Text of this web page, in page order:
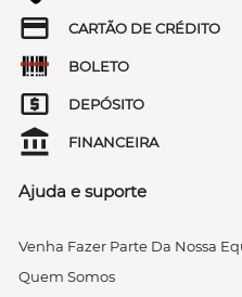
CARTÃO DE CRÉDITO
BOLETO
DEPÓSITO
FINANCEIRA
Ajuda e suporte
Venha Fazer Parte Da Nossa
Quem Somos